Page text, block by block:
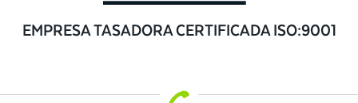
EMPRESA TASADORA CERTIFICADA ISO:9001